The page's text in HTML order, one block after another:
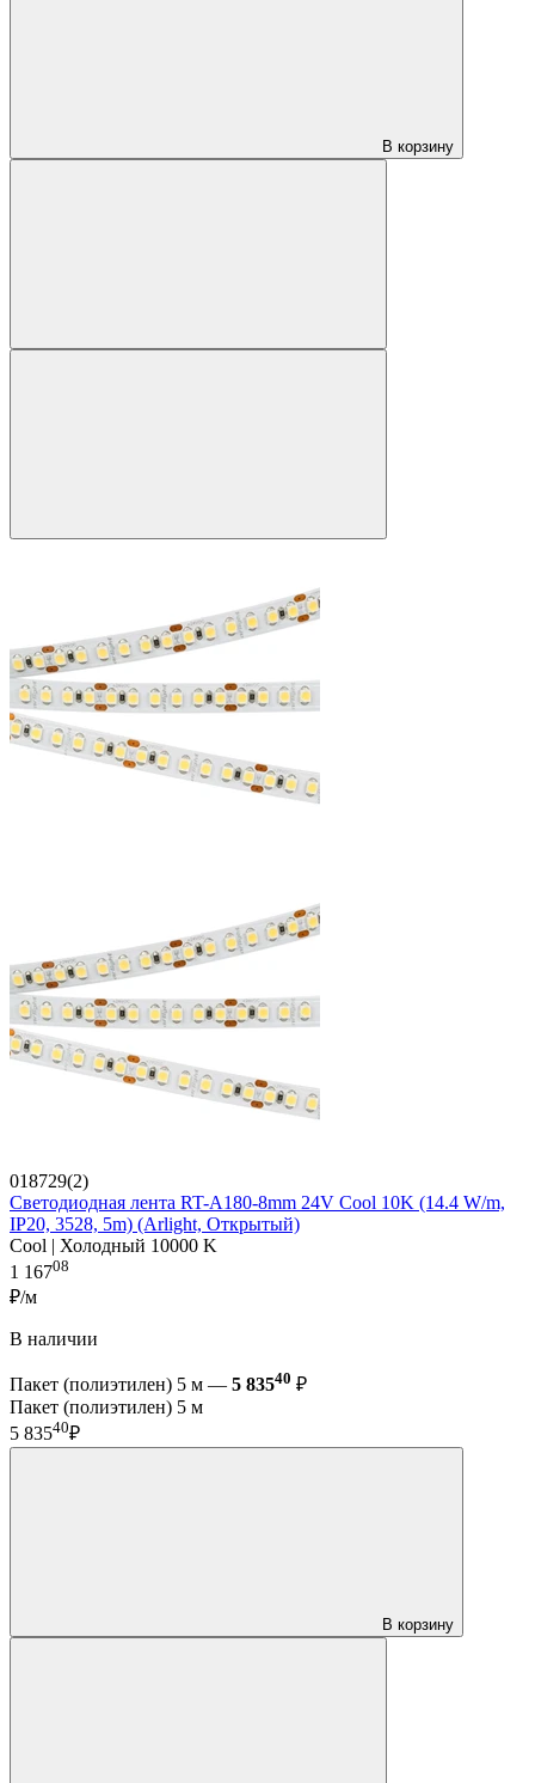
В корзину
018729(2)
Светодиодная лента RT-A180-8mm 24V Cool 10K (14.4 W/m,
IP20, 3528, 5m) (Arlight, Открытый)
Cool | Холодный 10000 K
1 16708
₽/м
В наличии
Пакет (полиэтилен) 5 м — 5 83540 ₽
Пакет (полиэтилен) 5 м
5 83540₽
В корзину